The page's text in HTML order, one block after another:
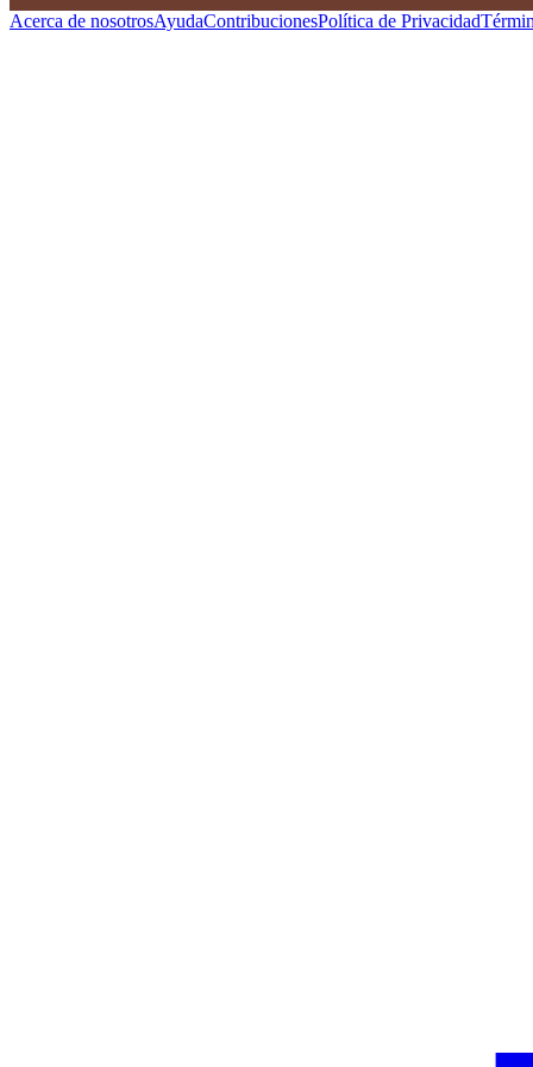
Acerca de nosotrosAyudaContribucionesPolítica de Privacidad